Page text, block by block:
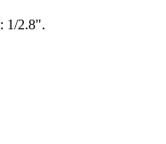
: 1/2.8".